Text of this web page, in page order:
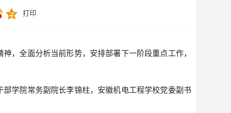
打印
，全面分析当前形势，安排部署下一阶段重点工作，
学院常务副院长李锦柱，安徽机电工程学校党委副书